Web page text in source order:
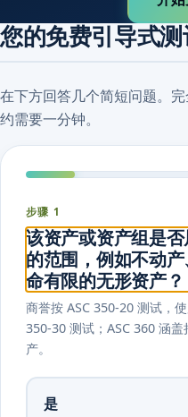
您的免费引导式
在下方回答几个简短问题
约需要一分钟。
步骤 1
该资产或资产组是
的范围，例如不动
命有限的无形资产？
商誉按 ASC 350-20 测试，
350-30 测试；ASC 360 涵
产。
是